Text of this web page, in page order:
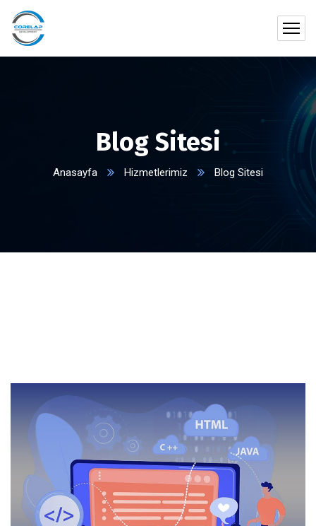
Blog Sitesi
Anasayfa Hizmetlerimiz Blog Sitesi